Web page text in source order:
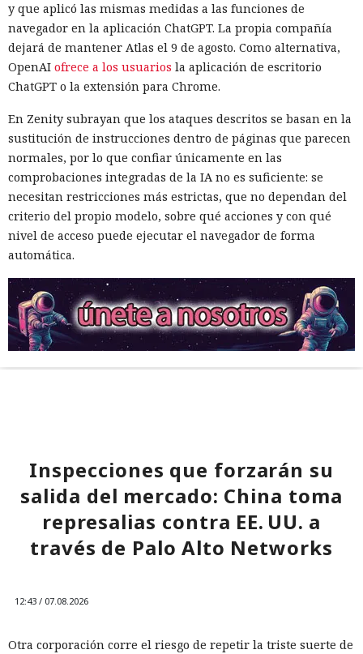
y que aplicó las mismas medidas a las funciones de
navegador en la aplicación ChatGPT. La propia compañía
dejará de mantener Atlas el 9 de agosto. Como alternativa,
OpenAI ofrece a los usuarios la aplicación de escritorio
ChatGPT o la extensión para Chrome.
En Zenity subrayan que los ataques descritos se basan en la
sustitución de instrucciones dentro de páginas que parecen
normales, por lo que confiar únicamente en las
comprobaciones integradas de la IA no es suficiente: se
necesitan restricciones más estrictas, que no dependan del
criterio del propio modelo, sobre qué acciones y con qué
nivel de acceso puede ejecutar el navegador de forma
automática.
Inspecciones que forzarán su
salida del mercado: China toma
represalias contra EE. UU. a
través de Palo Alto Networks
12:43 / 07.08.2026
Otra corporación corre el riesgo de repetir la triste suerte de